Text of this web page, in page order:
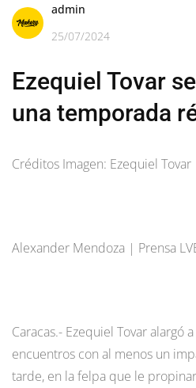
admin
25/07/2024
Ezequiel Tovar
una temporada
Créditos Imagen: Ezequiel
Alexander Mendoza | Prensa
Caracas.- Ezequiel Tovar alargó
encuentros con al menos un
tarde, en la felpa que le